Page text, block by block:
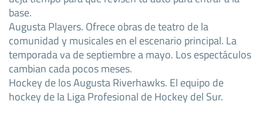
base.
Augusta Players. Ofrece obras de teatro de la
comunidad y musicales en el escenario principal. La
temporada va de septiembre a mayo. Los espectáculos
cambian cada pocos meses.
Hockey de los Augusta Riverhawks. El equipo de
hockey de la Liga Profesional de Hockey del Sur.